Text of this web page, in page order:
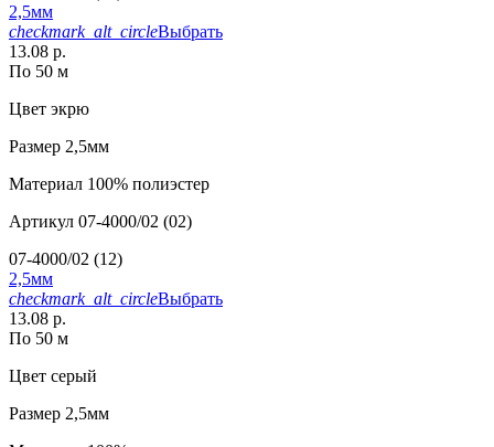
2,5мм
checkmark_alt_circleВыбрать
13.08 р.
По 50 м
Цвет экрю
Размер 2,5мм
Материал 100% полиэстер
Артикул 07-4000/02 (02)
07-4000/02 (12)
2,5мм
checkmark_alt_circleВыбрать
13.08 р.
По 50 м
Цвет серый
Размер 2,5мм